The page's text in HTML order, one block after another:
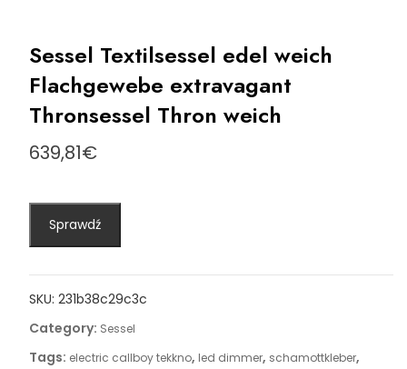
Sessel Textilsessel edel weich
Flachgewebe extravagant
Thronsessel Thron weich
639,81€
Sprawdź
SKU: 231b38c29c3c
Category: Sessel
Tags: electric callboy tekkno, led dimmer, schamottkleber,